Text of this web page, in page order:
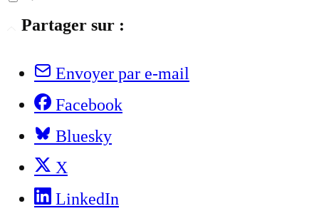
Partager sur :
Envoyer par e-mail
Facebook
Bluesky
X
LinkedIn